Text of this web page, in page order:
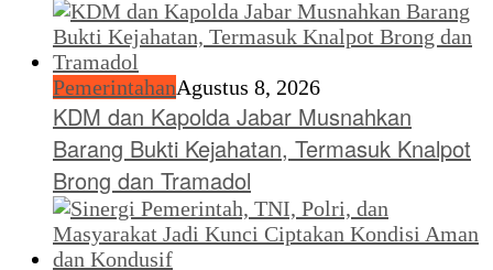
PemerintahanAgustus 8, 2026
KDM dan Kapolda Jabar Musnahkan
Barang Bukti Kejahatan, Termasuk Knalpot
Brong dan Tramadol